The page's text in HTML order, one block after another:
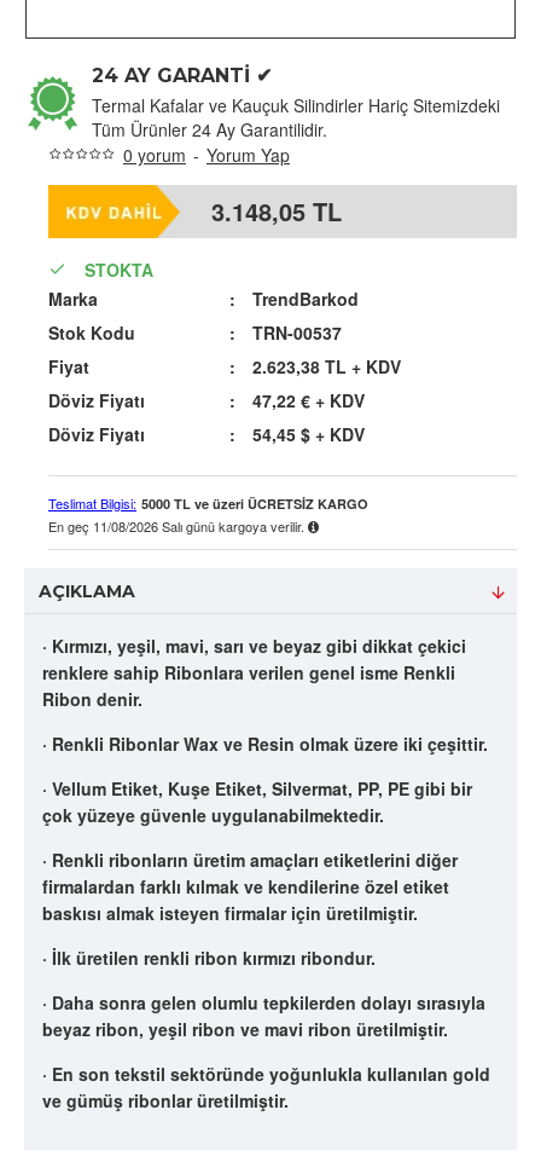
24 AY GARANTİ ✔
Termal Kafalar ve Kauçuk Silindirler Hariç Sitemizdeki
Tüm Ürünler 24 Ay Garantilidir.
STOKTA
Marka
:
TrendBarkod
Stok Kodu
:
TRN-00537
Fiyat
: 2.623,38 TL + KDV
Döviz Fiyatı
: 47,22 € + KDV
Döviz Fiyatı
: 54,45 $ + KDV
0 yorum - Yorum Yap
3.148,05 TL
Teslimat Bilgisi: 5000 TL ve üzeri ÜCRETSİZ KARGO
En geç 11/08/2026 Salıgünü kargoya verilir.
AÇIKLAMA
· Kırmızı, yeşil, mavi, sarı ve beyaz gibi dikkat çekici
renklere sahip Ribonlara verilen genel isme Renkli
Ribon denir.
· Renkli Ribonlar Wax ve Resin olmak üzere iki çeşittir.
· Vellum Etiket, Kuşe Etiket, Silvermat, PP, PE gibi bir
çok yüzeye güvenle uygulanabilmektedir.
· Renkli ribonların üretim amaçları etiketlerini diğer
firmalardan farklı kılmak ve kendilerine özel etiket
baskısı almak isteyen firmalar için üretilmiştir.
· İlk üretilen renkli ribon kırmızı ribondur.
· Daha sonra gelen olumlu tepkilerden dolayı sırasıyla
beyaz ribon, yeşil ribon ve mavi ribon üretilmiştir.
· En son tekstil sektöründe yoğunlukla kullanılan gold
ve gümüş ribonlar üretilmiştir.